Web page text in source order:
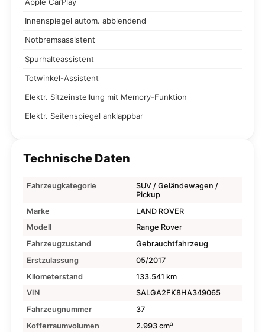
Apple CarPlay
Innenspiegel autom. abblendend
Notbremsassistent
Spurhalteassistent
Totwinkel-Assistent
Elektr. Sitzeinstellung mit Memory-Funktion
Elektr. Seitenspiegel anklappbar
Technische Daten
Fahrzeugkategorie
SUV / Geländewagen /
Pickup
Marke
LAND ROVER
Modell
Range Rover
Fahrzeugzustand
Gebrauchtfahrzeug
Erstzulassung
05/2017
Kilometerstand
133.541 km
VIN
SALGA2FK8HA349065
Fahrzeugnummer
37
Kofferraumvolumen
2.993 cm³